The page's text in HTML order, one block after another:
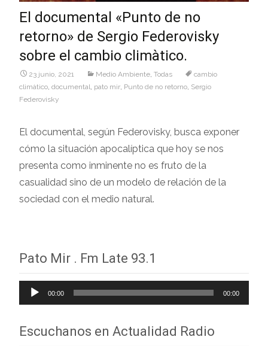
El documental «Punto de no
retorno» de Sergio Federovisky
sobre el cambio climàtico.
23 junio, 2021 Medio Ambiente, Todas
cambio
climàtico, documental, pato mir, Punto de no retorno, Sergio
Federovisky
El documental, según Federovisky, busca exponer
cómo la situación apocalíptica que hoy se nos
presenta como inminente no es fruto de la
casualidad sino de un modelo de relación de la
sociedad con el medio natural.
Pato Mir . Fm Late 93.1
Reproductor
de
00:00 00:00
Escuchanos en Actualidad Radio